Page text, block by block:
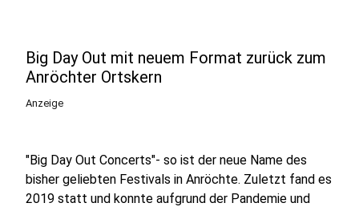
Big Day Out mit neuem Format zurück zum
Anröchter Ortskern
Anzeige
"Big Day Out Concerts"- so ist der neue Name des
bisher geliebten Festivals in Anröchte. Zuletzt fand es
2019 statt und konnte aufgrund der Pandemie und